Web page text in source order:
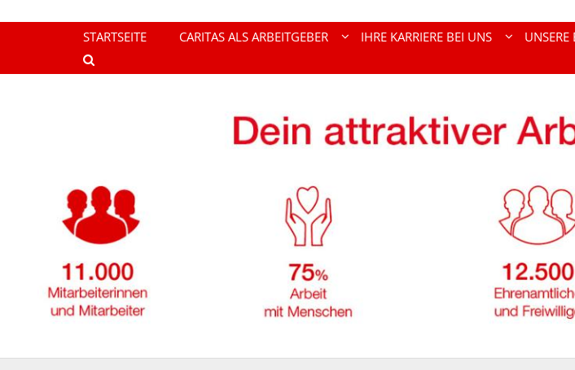
STARTSEITE CARITAS ALS ARBEITGEBER IHRE KARRIERE BEI UNS UNSERE